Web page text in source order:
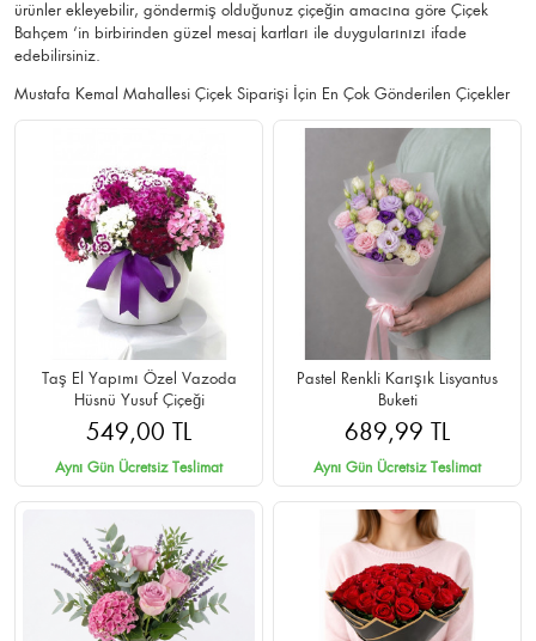
ürünler ekleyebilir, göndermiş olduğunuz çiçeğin amacına göre Çiçek
Bahçem ‘in birbirinden güzel mesaj kartları ile duygularınızı ifade
edebilirsiniz.
Mustafa Kemal Mahallesi Çiçek Siparişi İçin En Çok Gönderilen Çiçekler
Taş El Yapımı Özel Vazoda
Hüsnü Yusuf Çiçeği
549,00 TL
Aynı Gün Ücretsiz Teslimat
Pastel Renkli Karışık Lisyantus
Buketi
689,99 TL
Aynı Gün Ücretsiz Teslimat